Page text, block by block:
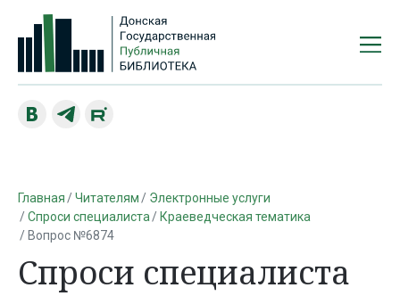
Главная Читателям
Электронные услуги
Спроси специалиста
Краеведческая тематика
Вопрос №6874
Спроси специалиста